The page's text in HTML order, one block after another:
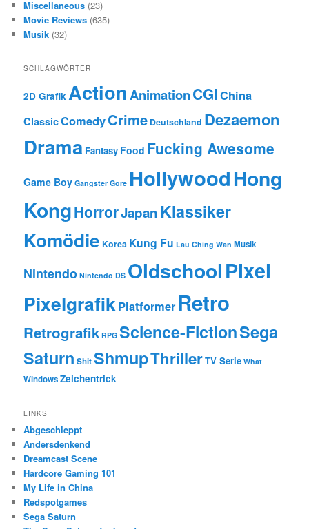
Miscellaneous (23)
Movie Reviews (635)
Musik (32)
SCHLAGWÖRTER
2D GrafikActionAnimationCGIChina
ClassicComedyCrime Deutschland Dezaemon
Drama Fantasy Food Fucking Awesome
Game Boy Gangster Gore HollywoodHong
KongHorrorJapanKlassiker
Komödie Korea Kung Fu Lau Ching Wan Musik
Nintendo Nintendo DS OldschoolPixel
PixelgrafikPlatformer Retro
Retrografik RPG Science-FictionSega
Saturn ShitShmupThrillerTV Serie What
WindowsZeichentrick
LINKS
Abgeschleppt
Andersdenkend
Dreamcast Scene
Hardcore Gaming 101
My Life in China
Redspotgames
Sega Saturn